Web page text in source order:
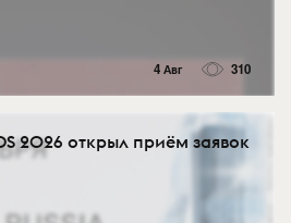
4 Авг 310
2026 открыл приём заявок